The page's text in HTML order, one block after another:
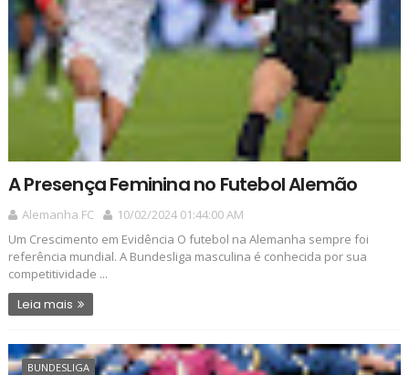
A Presença Feminina no Futebol Alemão
Alemanha FC
10/02/2024 01:44:00 AM
Um Crescimento em Evidência O futebol na Alemanha sempre foi
referência mundial. A Bundesliga masculina é conhecida por sua
competitividade ...
Leia mais
BUNDESLIGA